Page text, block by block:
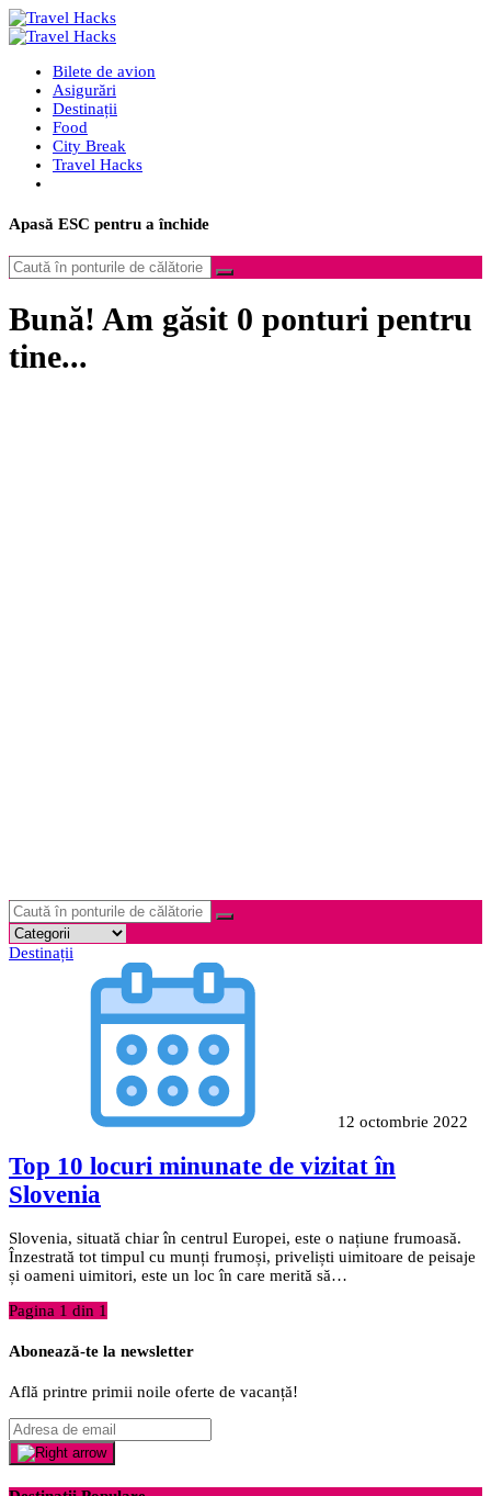
Bilete de avion
Asigurări
Destinații
Food
City Break
Travel Hacks
Apasă ESC pentru a închide
Bună! Am găsit 0 ponturi pentru
tine...
Destinații
12 octombrie 2022
Top 10 locuri minunate de vizitat în
Slovenia
Slovenia, situată chiar în centrul Europei, este o națiune frumoasă.
Înzestrată tot timpul cu munți frumoși, priveliști uimitoare de peisaje
și oameni uimitori, este un loc în care merită să…
Pagina 1 din 1
Abonează-te la newsletter
Află printre primii noile oferte de vacanță!